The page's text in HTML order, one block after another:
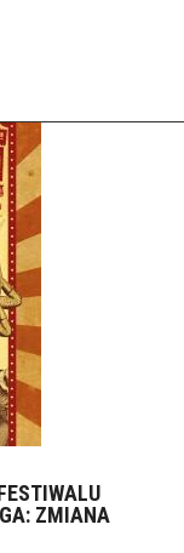
ZMIANA